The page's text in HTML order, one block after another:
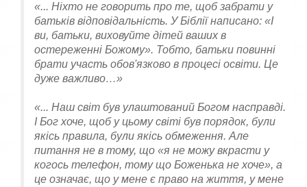
«... Ніхто не говорить про те, щоб забрати у
батьків відповідальність. У Біблії написано: «І
ви, батьки, виховуйте дітей ваших в
остереженні Божому». Тобто, батьки повинні
брати участь обов'язково в процесі освіти. Це
дуже важливо…»
«... Наш світ був улаштований Богом насправді.
І Бог хоче, щоб у цьому світі був порядок, були
якісь правила, були якісь обмеження. Але
питання не в тому, що «я не можу вкрасти у
когось телефон, тому що Боженька не хоче», а
це означає, що у мене є право на життя, у мене